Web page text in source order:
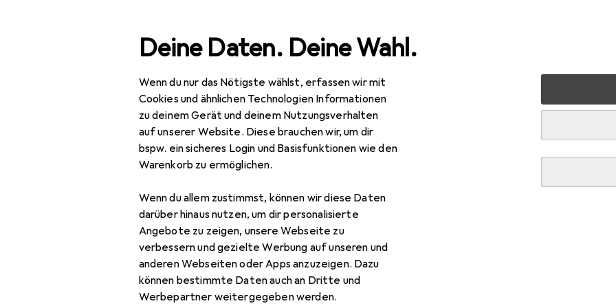
Deine Daten. Deine Wahl.
Wenn du nur das Nötigste wählst, erfassen wir mit
Cookies und ähnlichen Technologien Informationen
zu deinem Gerät und deinem Nutzungsverhalten
auf unserer Website. Diese brauchen wir, um dir
bspw. ein sicheres Login und Basisfunktionen wie den
Warenkorb zu ermöglichen.
Wenn du allem zustimmst, können wir diese Daten
darüber hinaus nutzen, um dir personalisierte
Angebote zu zeigen, unsere Webseite zu
verbessern und gezielte Werbung auf unseren und
anderen Webseiten oder Apps anzuzeigen. Dazu
können bestimmte Daten auch an Dritte und
Werbepartner weitergegeben werden.
Navigation nach Kategorien Gesamtsortiment Wohnen Deko + Accessoires
EUR
14,13 bei 2 Stück
Zubehör für Walther Design Galeria
Hier findest du passendes Zubehör zum Produkt Walther Design Galeria aus der